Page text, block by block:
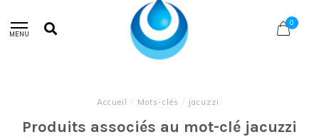
MENU
0
Accueil / Mots-clés / jacuzzi
Produits associés au mot-clé jacuzzi